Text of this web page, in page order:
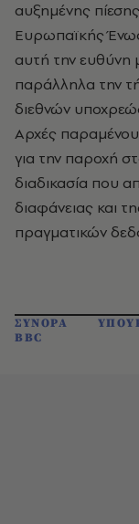
αυξημένης
Ευρωπαϊκής
αυτή την ευθύνη
παράλληλα την
διεθνών
Αρχές
για την παροχή
διαδικασία που
διαφάνειας και
πραγματικών
ΣΥΝΟΡΑ
BBC